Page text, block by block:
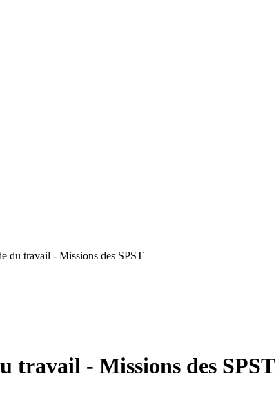
du travail - Missions des SPST
travail - Missions des SPST